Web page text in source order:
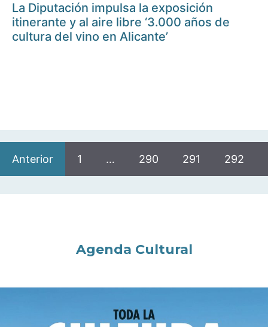
La Diputación impulsa la exposición
itinerante y al aire libre ‘3.000 años de
cultura del vino en Alicante’
Anterior 1 … 290 291 292
Agenda Cultural